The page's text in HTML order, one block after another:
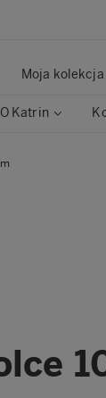
Moja kolekcja
O Katrin